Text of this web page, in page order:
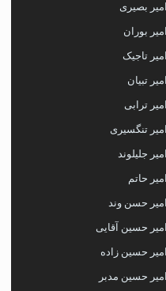
امیر بصیری
امیر بوران
امیر تاجیک
امیر تبیان
امیر ترابی
امیر تنگسیری
امیر جلیلوند
امیر حاتم
امیر حسن وند
امیر حسین آقایی
امیر حسین زاده
امیر حسین مدبر